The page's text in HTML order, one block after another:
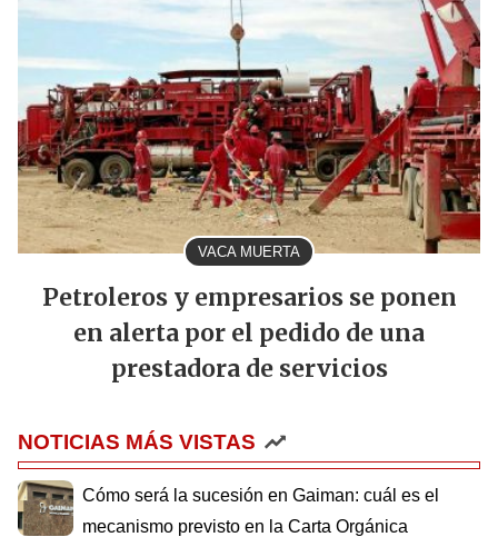
VACA MUERTA
Petroleros y empresarios se ponen
en alerta por el pedido de una
prestadora de servicios
NOTICIAS MÁS VISTAS
Cómo será la sucesión en Gaiman: cuál es el
mecanismo previsto en la Carta Orgánica